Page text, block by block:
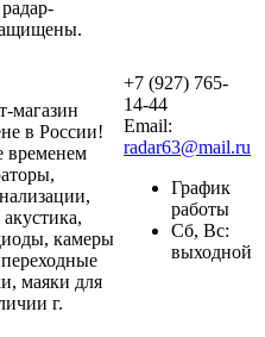
магазин
в России!
временем
камеры
маяки для
г.
+7 (927) 765-
14-44
Email:
radar63@mail.ru
График
работы
Сб, Вс:
выходной